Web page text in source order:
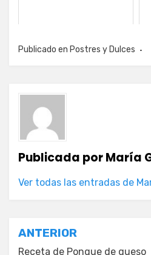
Publicado en Postres y Dulces
Publicada porMaría
Ver todas las entradas de
Navegación
ANTERIOR
Receta de Ponque de queso